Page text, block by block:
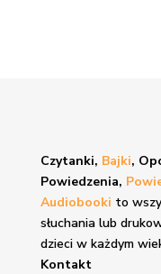
Czytanki, Bajki,
Powiedzenia,
Audiobooki to
słuchania lub
dzieci w każdym
Kontakt